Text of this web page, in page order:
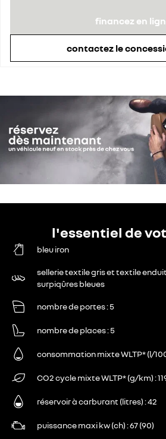
financez en
contactez le
l'essentiel de
bleu iron
sellerie textile gris et textile
surpiqûres bleues
nombre de portes 5
nombre de places 5
consommation mixte WLTP* (l/
CO2 cycle mixte WLTP* (g/km)
réservoir à carburant (litres) 42
puissance maxi kw (ch) 67 (90)